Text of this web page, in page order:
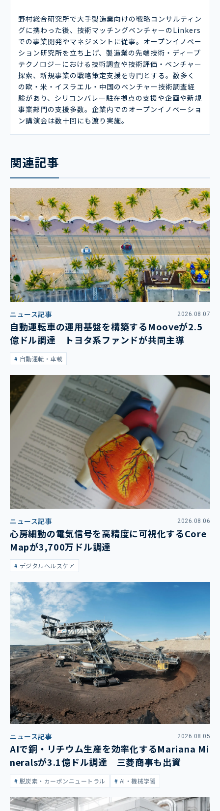
野村総合研究所で大手製造業向けの戦略コンサルティン
グに携わった後、技術マッチングベンチャーのLinkers
での事業開発やマネジメントに従事。オープンイノベー
ション研究所を立ち上げ、製造業の先端技術・ディープ
テクノロジーにおける技術調査や技術評価・ベンチャー
探索、新規事業の戦略策定支援を専門とする。数多く
の欧・米・イスラエル・中国のベンチャー技術調査経
験があり、シリコンバレー駐在拠点の支援や企画や新規
事業部門の支援多数。企業内でのオープンイノベーショ
ン講演会は数十回にも渡り実施。
関連記事
ニュース記事 2026.08.07
自動運転車の運用基盤を構築するMooveが2.5
億ドル調達 トヨタ系ファンドが共同主導
自動運転・車載
ニュース記事 2026.08.06
心房細動の電気信号を高精度に可視化するCore
Mapが3,700万ドル調達
デジタルヘルスケア
ニュース記事 2026.08.05
AIで銅・リチウム生産を効率化するMariana Mi
neralsが3.1億ドル調達 三菱商事も出資
脱炭素・カーボンニュートラル AI・機械学習